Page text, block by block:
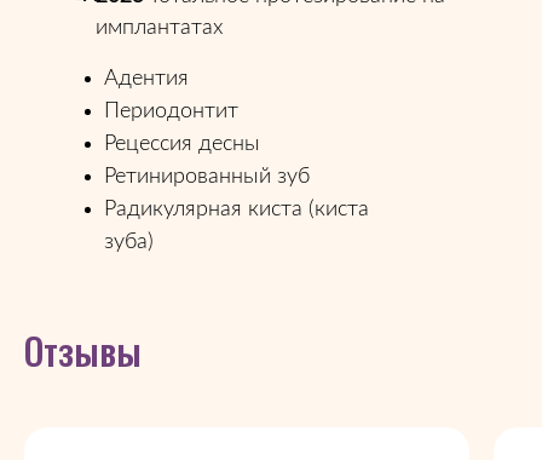
имплантатах
Адентия
Периодонтит
Рецессия десны
Ретинированный зуб
Радикулярная киста (киста
зуба)
Отзывы